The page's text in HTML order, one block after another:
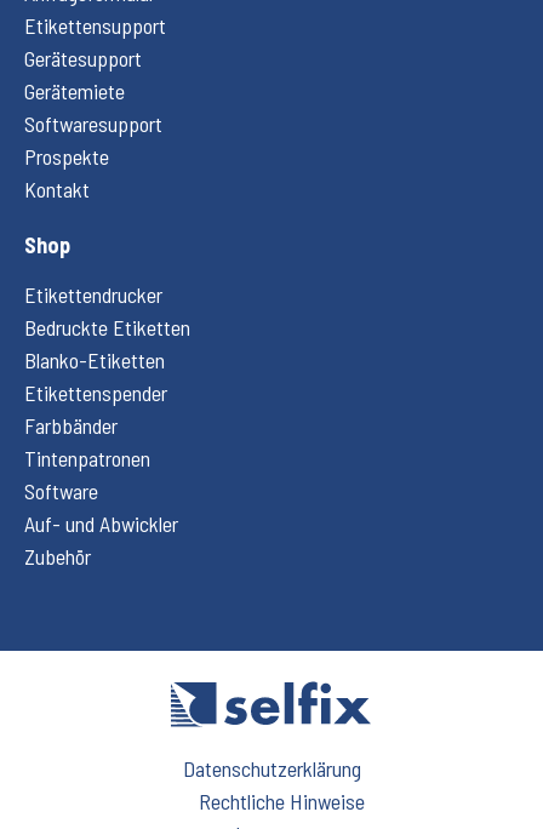
Etikettensupport
Gerätesupport
Gerätemiete
Softwaresupport
Prospekte
Kontakt
Shop
Etikettendrucker
Bedruckte Etiketten
Blanko-Etiketten
Etikettenspender
Farbbänder
Tintenpatronen
Software
Auf- und Abwickler
Zubehör
Datenschutzerklärung
Rechtliche Hinweise